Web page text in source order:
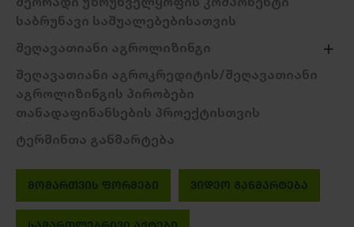
საბრუნავი საშუალებებისათვის
შეღავათიანი აგროლიზინგი
შეღავათიანი აგროკრედიტის/შეღავათიანი
აგროლიზინგის პირობები
თანადაფინანსების პროექტისთვის
ტერმინთა განმარტება
ᲛᲝᲛᲐᲠᲗᲕᲘᲡ ᲤᲝᲠᲛᲔᲑᲘ ᲕᲘᲓᲔᲝ ᲒᲐᲜᲛᲐᲠᲢᲔᲑᲐ